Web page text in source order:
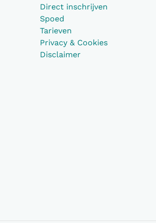
Direct inschrijven
Spoed
Tarieven
Privacy & Cookies
Disclaimer